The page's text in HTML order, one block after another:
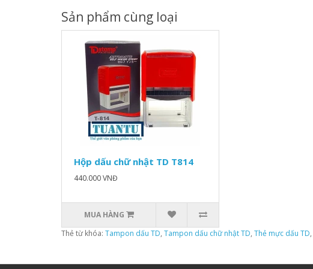
Sản phẩm cùng loại
Hộp dấu chữ nhật TD T814
440.000 VNĐ
MUA HÀNG
Thẻ từ khóa: Tampon dấu TD, Tampon dấu chữ nhật TD, Thẻ mực dấu TD,